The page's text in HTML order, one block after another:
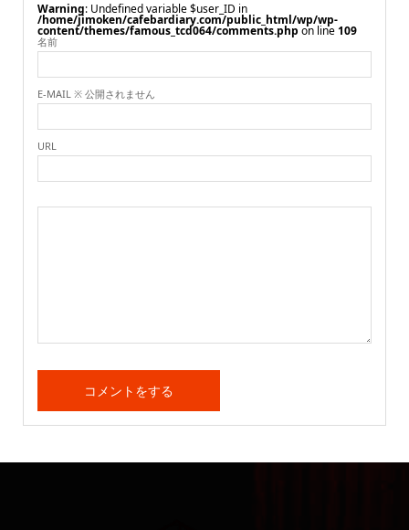
Warning : Undefined variable $user_ID in
/home/jimoken/cafebardiary.com/public_html/wp/wp-
content/themes/famous_tcd064/comments.php on line109
名前
E-MAIL ※ 公開されません
URL